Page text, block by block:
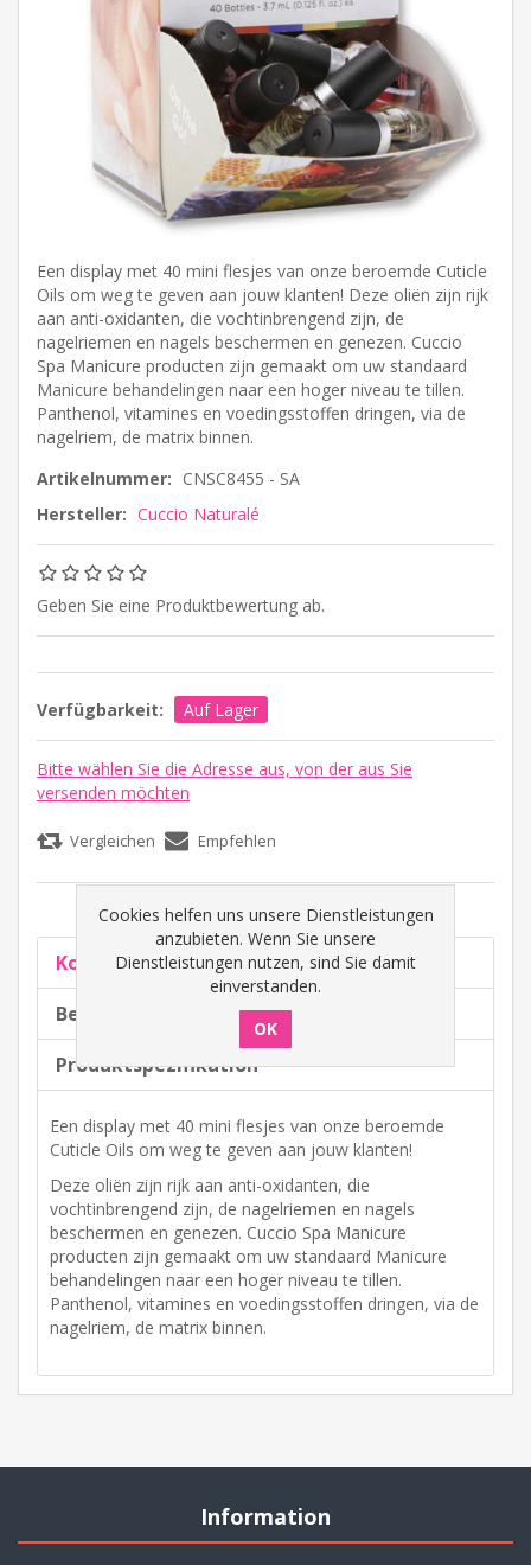
Een display met 40 mini flesjes van onze beroemde Cuticle
Oils om weg te geven aan jouw klanten! Deze oliën zijn rijk
aan anti-oxidanten, die vochtinbrengend zijn, de
nagelriemen en nagels beschermen en genezen. Cuccio
Spa Manicure producten zijn gemaakt om uw standaard
Manicure behandelingen naar een hoger niveau te tillen.
Panthenol, vitamines en voedingsstoffen dringen, via de
nagelriem, de matrix binnen.
Artikelnummer: CNSC8455 - SA
Hersteller: Cuccio Naturalé
Geben Sie eine Produktbewertung ab.
Verfügbarkeit: Auf Lager
Bitte wählen Sie die Adresse aus, von der aus Sie
versenden möchten
Komplette Beschreibung
Beliebte Begriffe
Produktspezifikation
Een display met 40 mini flesjes van onze beroemde
Cuticle Oils om weg te geven aan jouw klanten!
Deze oliën zijn rijk aan anti-oxidanten, die
vochtinbrengend zijn, de nagelriemen en nagels
beschermen en genezen. Cuccio Spa Manicure
producten zijn gemaakt om uw standaard Manicure
behandelingen naar een hoger niveau te tillen.
Panthenol, vitamines en voedingsstoffen dringen, via de
nagelriem, de matrix binnen.
Information
Cookies helfen uns unsere Dienstleistungen
anzubieten. Wenn Sie unsere
Dienstleistungen nutzen, sind Sie damit
einverstanden.